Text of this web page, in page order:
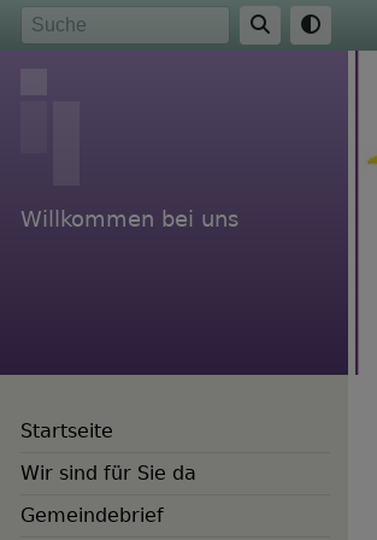
Direkt
zum
Willkommen bei uns
Startseite
Wir sind für Sie da
Gemeindebrief